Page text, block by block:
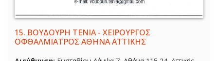
15. ΒΟΥΔΟΥΡΗ ΤΕΝΙΑ - ΧΕΙΡΟΥΡΓΟΣ
ΟΦΘΑΛΜΙΑΤΡΟΣ ΑΘΗΝΑ ΑΤΤΙΚΗΣ